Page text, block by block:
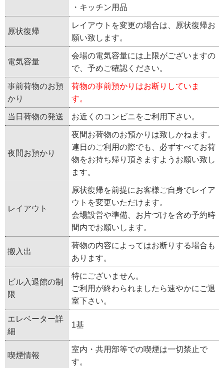
・キッチン用品
原状復帰
レイアウトを変更の場合は、原状復帰お
願い致します。
電気容量
会場の電気容量には上限がございますの
で、予めご確認ください。
事前荷物のお預
かり
荷物の事前預かりはお断りしていま
す。
当日荷物の発送 お近くのコンビニをご利用下さい。
夜間お預かり
夜間お荷物のお預かりは致しかねます。
連日のご利用の際でも、必ずすべてお荷
物をお持ち帰り頂きますようお願い致し
ます。
レイアウト
原状復帰を前提にお客様ご自身でレイア
ウトを変更いただけます。
会場設営や準備、お片づけを含め予約時
間内でお願いします。
搬入出
荷物の内容によってはお断りする場合も
あります。
ビル入退館の制
限
特にございません。
ご利用が終わられましたら速やかにご退
室下さい。
エレベーター詳
細
1基
喫煙情報
室内・共用部等での喫煙は一切禁止で
す。